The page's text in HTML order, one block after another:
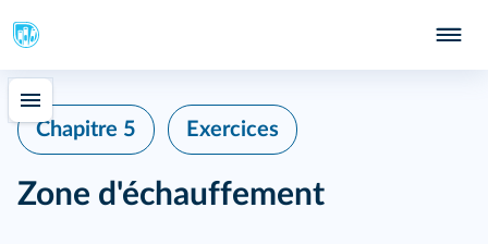
Chapitre 5 Exercices
Zone d'échauffement